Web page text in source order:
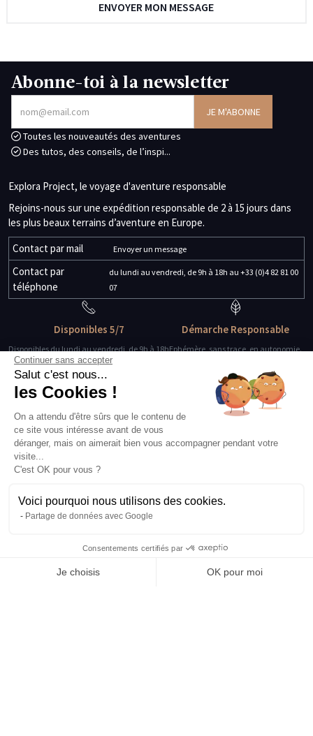
Abonne-toi à la newsletter
Toutes les nouveautés des aventures
Des tutos, des conseils, de l’inspi...
Explora Project, le voyage d'aventure responsable
Rejoins-nous sur une expédition responsable de 2 à 15 jours dans
les plus beaux terrains d’aventure en Europe.
Contact par mail
Envoyer un message
Contact par
téléphone
du lundi au vendredi, de 9h à 18h au +33 (0)4 82 81 00
07
Disponibles 5/7
Disponibles du lundi au vendredi, de 9h à 18h
Des guides-explorateurs
Démarche Responsable
Ephémère, sans trace, en autonomie.
Matériel de qualité
Testé, éprouvé, certifié.
À propos
Conditions générales de vente
Conditions générales d'utilisation
Services
Continuer sans accepter
Salut c'est nous...
les Cookies !
On a attendu d'être sûrs que le contenu de
ce site vous intéresse avant de vous
déranger, mais on aimerait bien vous accompagner pendant votre
visite...
C'est OK pour vous ?
Voici pourquoi nous utilisons des cookies.
Partage de données avec Google
Consentements certifiés par
Je choisis
OK pour moi